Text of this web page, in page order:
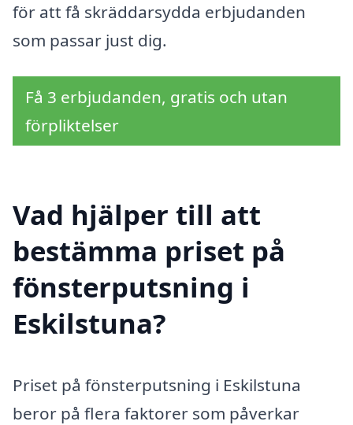
för att få skräddarsydda erbjudanden
som passar just dig.
Få 3 erbjudanden, gratis och utan
förpliktelser
Vad hjälper till att
bestämma priset på
fönsterputsning i
Eskilstuna?
Priset på fönsterputsning i Eskilstuna
beror på flera faktorer som påverkar